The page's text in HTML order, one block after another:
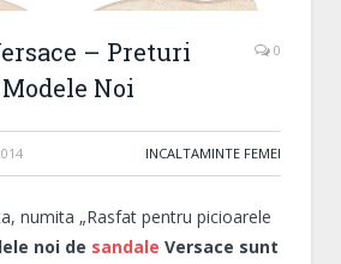
– Preturi
Noi
0
INCALTAMINTE FEMEI
numita „Rasfat pentru picioarele
noi de sandale Versace sunt